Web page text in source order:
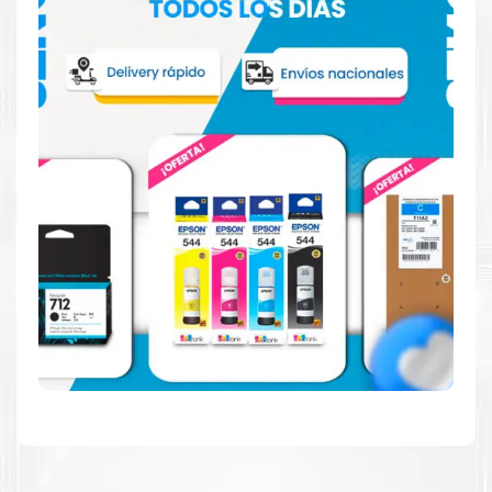
Confíe en el rendimiento uniforme deEpson
imprime en blanco y negro como en color. Descubra
más acerca de cartuchosEpsonAquí.
Hecho para ser fácil de usar
Simple y fácil de usar. Nuestros cartuchos e impresoras
están hechos para facilitar la carga, la impresión y los
resultados.